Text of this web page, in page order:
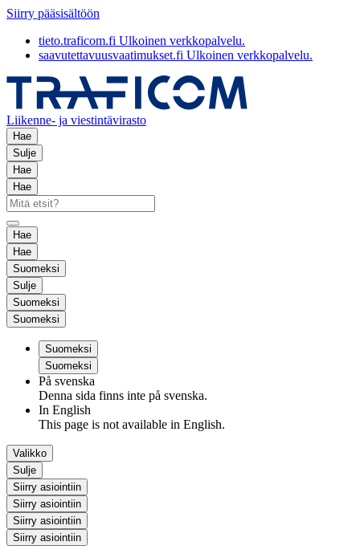
Siirry pääsisältöön
tieto.traficom.fi Ulkoinen verkkopalvelu.
saavutettavuusvaatimukset.fi Ulkoinen verkkopalvelu.
Liikenne- ja viestintävirasto
Hae
Sulje
Hae
Hae
Hae
Hae
Suomeksi
Sulje
Suomeksi
Suomeksi
Suomeksi
Suomeksi
På svenska
Denna sida finns inte på svenska.
In English
This page is not available in English.
Valikko
Sulje
Siirry asiointiin
Siirry asiointiin
Siirry asiointiin
Siirry asiointiin